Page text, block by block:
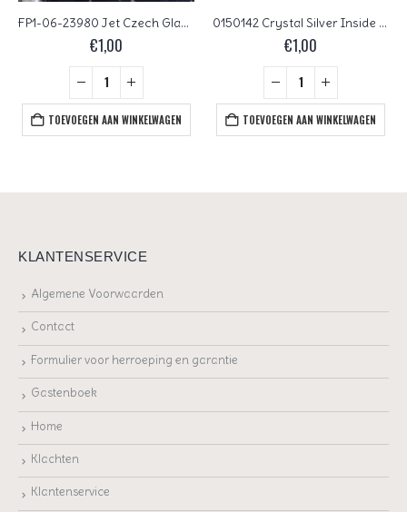
FP1-06-23980 Jet Czech Glass Facet Firepolish 6 mm 25 stuks
€1,00
TOEVOEGEN AAN WINKELWAGEN
0150142 Crystal Silver Inside Czech Glass Facet Firepolish 6 mm 25 stuks
€1,00
TOEVOEGEN AAN WINKELWAGEN
KLANTENSERVICE
Algemene Voorwaarden
Contact
Formulier voor herroeping en garantie
Gastenboek
Home
Klachten
Klantenservice